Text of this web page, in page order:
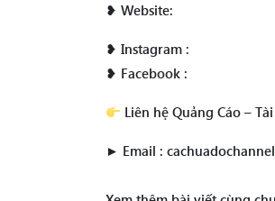
❥ Website:
❥ Instagram :
❥ Facebook :
Liên hệ Quảng Cáo –
► Email :